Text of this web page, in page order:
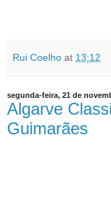
Rui Coelho at 13:12
segunda-feira, 21 de
Algarve
Guimarães